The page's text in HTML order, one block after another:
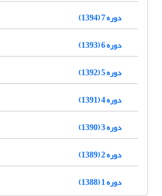
دوره 7 (1394)
دوره 6 (1393)
دوره 5 (1392)
دوره 4 (1391)
دوره 3 (1390)
دوره 2 (1389)
دوره 1 (1388)